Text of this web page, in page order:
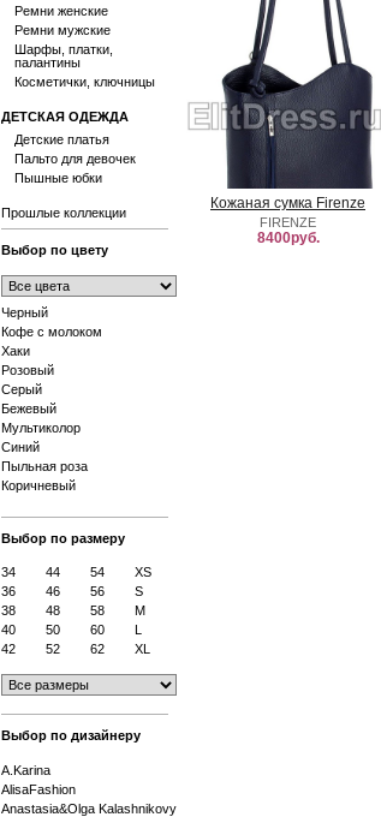
Ремни женские
Ремни мужские
Шарфы, платки,
палантины
Косметички, ключницы
ДЕТСКАЯ ОДЕЖДА
Детские платья
Пальто для девочек
Пышные юбки
Прошлые коллекции
Выбор по цвету
Черный
Кофе с молоком
Хаки
Розовый
Серый
Бежевый
Мультиколор
Синий
Пыльная роза
Коричневый
Выбор по размеру
34 44 54
XS
36
46 56
S
38
48 58
M
40
50 60
L
42
52 62 XL
Выбор по дизайнеру
A.Karina
AlisaFashion
Anastasia&Olga Kalashnikovy
Кожаная сумка Firenze
FIRENZE
8400руб.